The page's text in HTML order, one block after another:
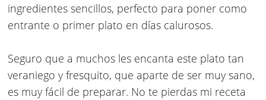
ingredientes sencillos, perfecto para poner como
entrante o primer plato en días calurosos.
Seguro que a muchos les encanta este plato tan
veraniego y fresquito, que aparte de ser muy sano,
es muy fácil de preparar. No te pierdas mi receta